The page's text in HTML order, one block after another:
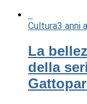
Cultura3 anni
La
della